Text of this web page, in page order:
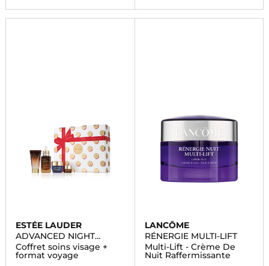
ESTÉE LAUDER
ADVANCED NIGHT
REPAIR
Coffret soins visage +
format voyage
LANCÔME
RÉNERGIE MULTI-LIFT
Multi-Lift - Crème De
Nuit Raffermissante